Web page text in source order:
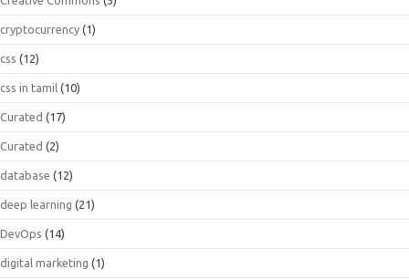
cryptocurrency (1)
css (12)
css in tamil (10)
Curated (17)
Curated (2)
database (12)
deep learning (21)
DevOps (14)
digital marketing (1)